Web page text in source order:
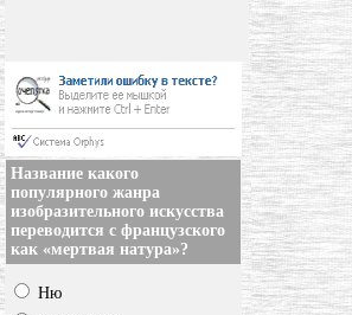
Название какого
популярного жанра
изобразительного искусства
переводится с французского
как «мертвая натура»?
Ню